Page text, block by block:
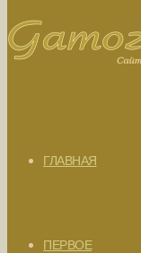
ГЛАВНАЯ
ПЕРВОЕ